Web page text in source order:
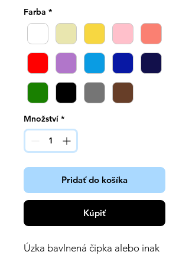
Farba *
Množství *
Pridať do košíka
Kúpiť
Úzka bavlnená čipka alebo inak